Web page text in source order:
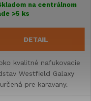
na centrálnom
>5 ks
DETAIL
kvalitné nafukovacie
Westfield Galaxy
pre karavany.